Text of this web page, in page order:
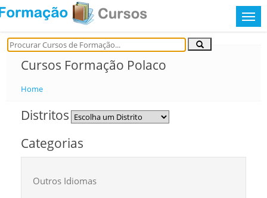
Cursos Formação Polaco
Home
Distritos
Categorias
Outros Idiomas